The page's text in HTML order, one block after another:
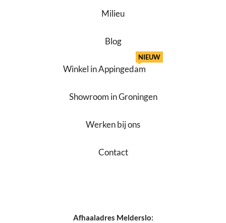
Milieu
Blog
Winkel in Appingedam
NIEUW
Showroom in Groningen
Werken bij ons
Contact
Afhaaladres Melderslo: